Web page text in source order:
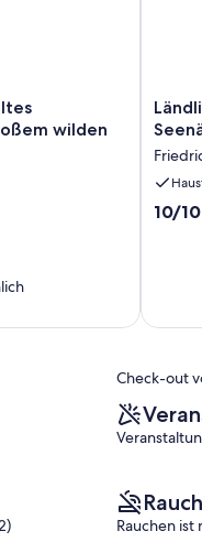
wilden
OT
Parlow
10.0
10/10
Check-out
Rauchen